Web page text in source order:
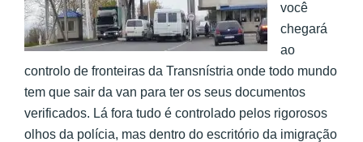
você
chegará
ao
controlo de fronteiras da Transnístria onde todo mundo
tem que sair da van para ter os seus documentos
verificados. Lá fora tudo é controlado pelos rigorosos
olhos da polícia, mas dentro do escritório da imigração